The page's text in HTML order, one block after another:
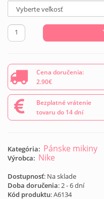
Cena doručenia:
2.90€
Bezplatné vrátenie
tovaru do 14 dní
Kategória: Pánske mikiny
Výrobca: Nike
Dostupnosť: Na sklade
Doba doručenia: 2 - 6 dní
Kód produktu:A6134